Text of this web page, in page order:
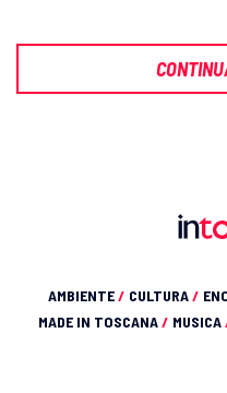
AMBIENTE/ CULTURA/
MADE IN TOSCANA/ MUSICA